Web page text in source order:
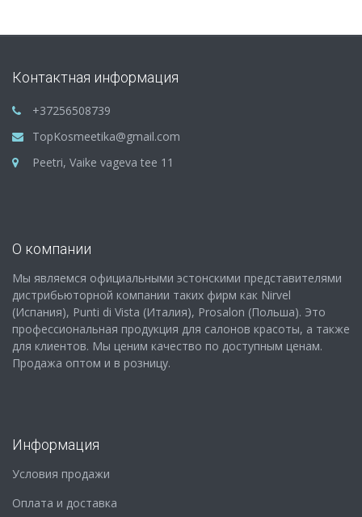
Контактная информация
+37256508739
TopKosmeetika@gmail.com
Peetri, Vaike vageva tee 11
О компании
Мы являемся официальными эстонскими представителями
дистрибьюторной компании таких фирм как Nirvel
(Испания), Punti di Vista (Италия), Prosalon (Польша). Это
профессиональная продукция для салонов красоты, а также
для клиентов. Мы ценим качество по доступным ценам.
Продажа оптом и в розницу.
Информация
Условия продажи
Оплата и доставка